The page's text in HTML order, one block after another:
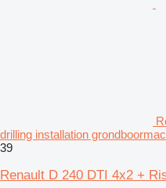
drilling installation
39
Renault D 240 DTI 4x2 +